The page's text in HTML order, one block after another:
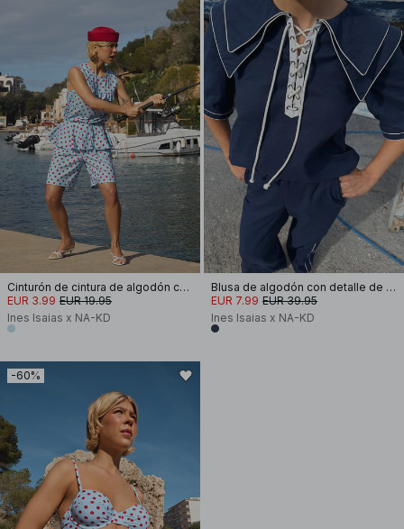
Cinturón de cintura de algodón con detalle de lazo
EUR 3.99 EUR 19.95
Ines Isaias x NA-KD
Blusa de algodón con detalle de encaje
EUR 7.99 EUR 39.95
Ines Isaias x NA-KD
-60%